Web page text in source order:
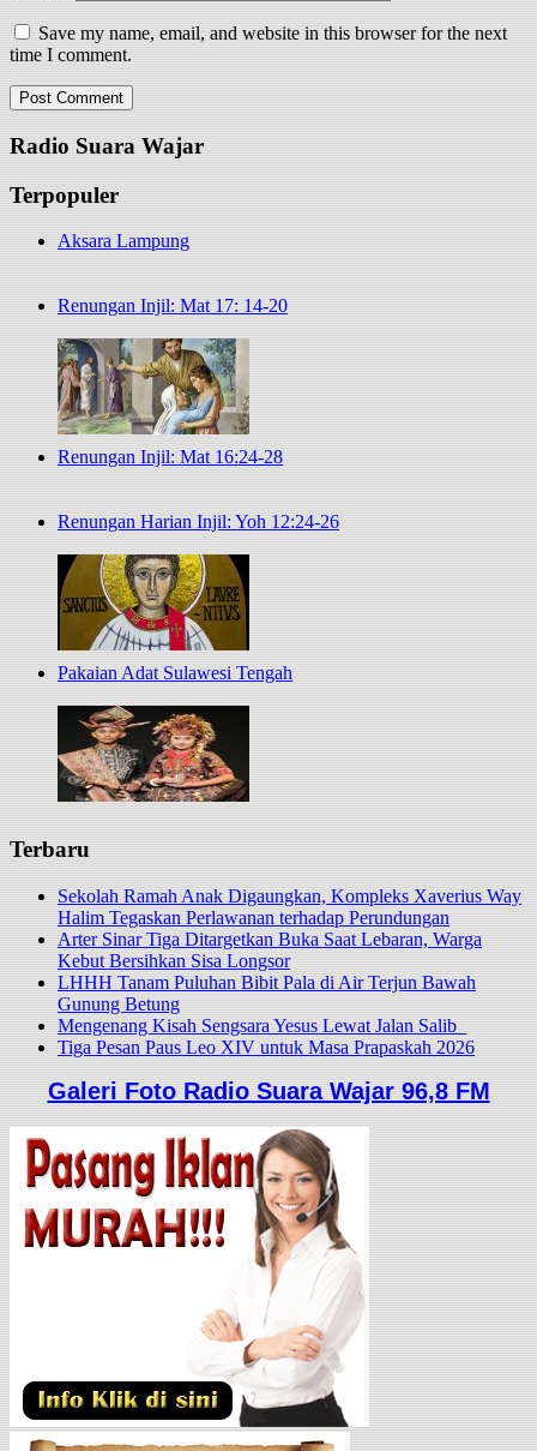
Save my name, email, and website in this browser for the next
time I comment.
Radio Suara Wajar
Terpopuler
Aksara Lampung
Renungan Injil: Mat 17: 14-20
Renungan Injil: Mat 16:24-28
Renungan Harian Injil: Yoh 12:24-26
Pakaian Adat Sulawesi Tengah
Terbaru
Sekolah Ramah Anak Digaungkan, Kompleks Xaverius Way
Halim Tegaskan Perlawanan terhadap Perundungan
Arter Sinar Tiga Ditargetkan Buka Saat Lebaran, Warga
Kebut Bersihkan Sisa Longsor
LHHH Tanam Puluhan Bibit Pala di Air Terjun Bawah
Gunung Betung
Mengenang Kisah Sengsara Yesus Lewat Jalan Salib
Tiga Pesan Paus Leo XIV untuk Masa Prapaskah 2026
Galeri Foto Radio Suara Wajar 96,8 FM